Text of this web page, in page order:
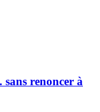
renoncer à